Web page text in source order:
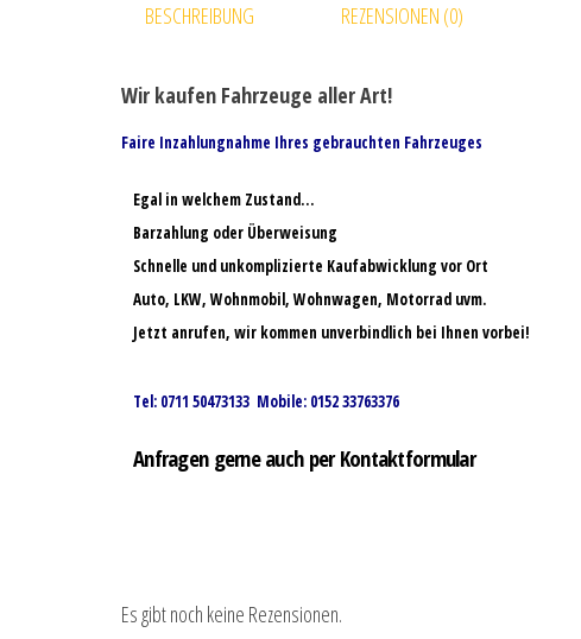
BESCHREIBUNG REZENSIONEN (0)
Wir kaufen Fahrzeuge aller Art!
Faire Inzahlungnahme Ihres gebrauchten Fahrzeuges
Egal in welchem Zustand…
Barzahlung oder Überweisung
Schnelle und unkomplizierte Kaufabwicklung vor Ort
Auto, LKW, Wohnmobil, Wohnwagen, Motorrad uvm.
Jetzt anrufen, wir kommen unverbindlich bei Ihnen vorbei!
Tel: 0711 50473133 Mobile: 0152 33763376
Anfragen gerne auch per Kontaktformular
Es gibt noch keine Rezensionen.